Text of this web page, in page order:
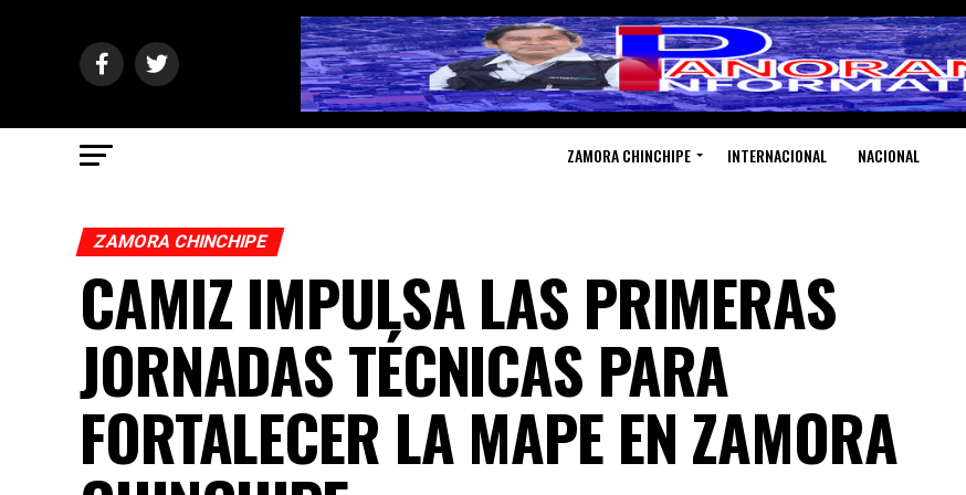
ZAMORA CHINCHIPE INTERNACIONAL NACIONAL
ZAMORA CHINCHIPE
CAMIZ IMPULSA LAS PRIMERAS
JORNADAS TÉCNICAS PARA
FORTALECER LA MAPE EN ZAMORA